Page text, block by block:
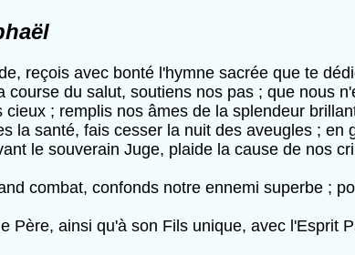
reçois avec bonté l'hymne sacrée que te
course du salut, soutiens nos pas ; que nous
cieux ; remplis nos âmes de la splendeur
la santé, fais cesser la nuit des aveugles ;
le souverain Juge, plaide la cause de nos
combat, confonds notre ennemi superbe ;
Père, ainsi qu'à son Fils unique, avec l'Esprit